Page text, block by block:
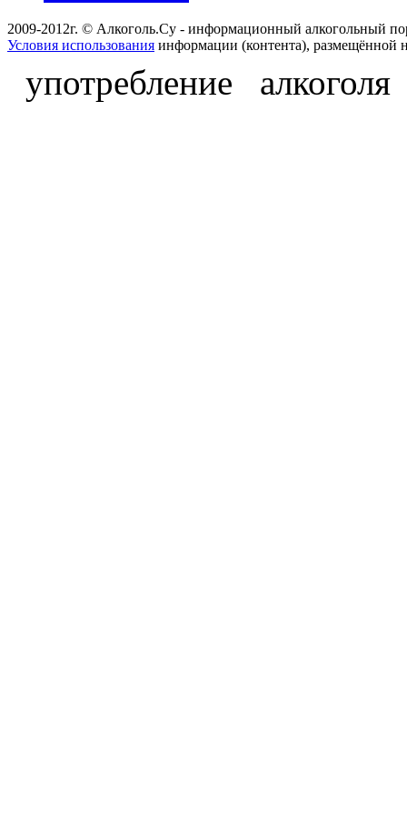
2009-2012г. © Алкоголь.Су - информационный алкогольный
Условия использования информации (контента), размещённой
употребление